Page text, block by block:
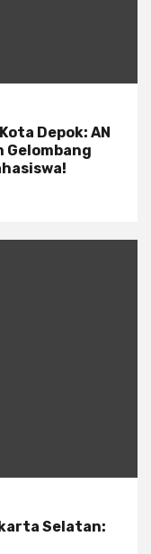
Depok: AN
Gelombang
Selatan: